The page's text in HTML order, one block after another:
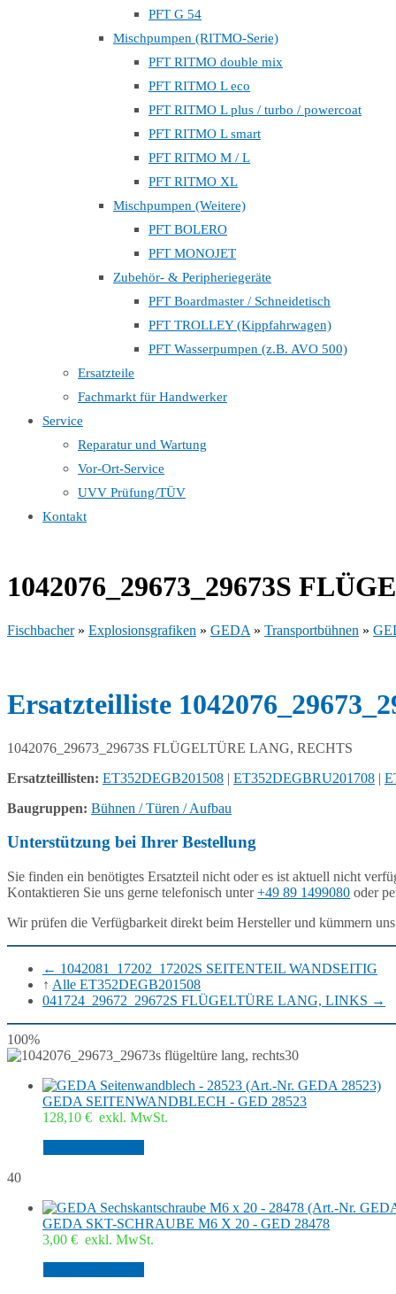
PFT G 54
Mischpumpen (RITMO-Serie)
PFT RITMO double mix
PFT RITMO L eco
PFT RITMO L plus / turbo / powercoat
PFT RITMO L smart
PFT RITMO M / L
PFT RITMO XL
Mischpumpen (Weitere)
PFT BOLERO
PFT MONOJET
Zubehör- & Peripheriegeräte
PFT Boardmaster / Schneidetisch
PFT TROLLEY (Kippfahrwagen)
PFT Wasserpumpen (z.B. AVO 500)
Ersatzteile
Fachmarkt für Handwerker
Service
Reparatur und Wartung
Vor-Ort-Service
UVV Prüfung/TÜV
Kontakt
1042076_29673_29673S
Fischbacher» Explosionsgrafiken » GEDA » Transportbühnen »
Ersatzteilliste
1042076_29673_29673S FLÜGELTÜRE LANG, RECHTS
Ersatzteillisten: ET352DEGB201508 | ET352DEGBRU201708 |
Baugruppen: Bühnen / Türen / Aufbau
Unterstützung bei Ihrer Bestellung
Sie finden ein benötigtes Ersatzteil nicht oder es ist aktuell nicht
Kontaktieren Sie uns gerne telefonisch unter+49 89 1499080 oder
Wir prüfen die Verfügbarkeit direkt beim Hersteller und kümmern
← 1042081_17202_17202S SEITENTEIL WANDSEITIG
↑ Alle ET352DEGB201508
041724_29672_29672S FLÜGELTÜRE LANG, LINKS →
100%
30
GEDA SEITENWANDBLECH - GED 28523
128,10 € exkl. MwSt.
40
GEDA SKT-SCHRAUBE M6 X 20 - GED 28478
3,00 € exkl. MwSt.